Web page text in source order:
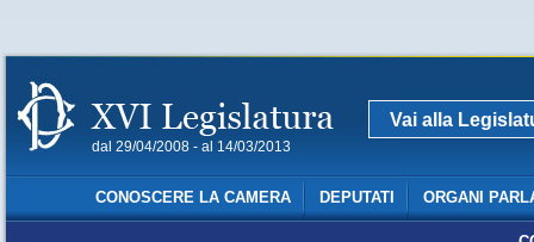
dal 29/04/2008 - al 14/03/2013
Vai alla
CONOSCERE LA CAMERA DEPUTATI ORGANI